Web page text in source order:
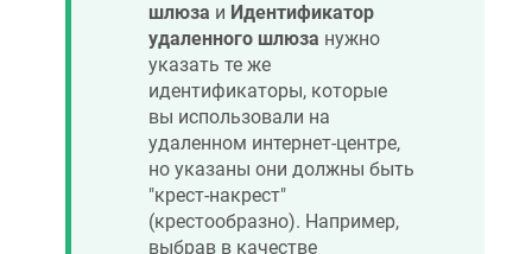
шлюза и Идентификатор
удаленного шлюза нужно
указать те же
идентификаторы, которые
вы использовали на
удаленном интернет-центре,
но указаны они должны быть
"крест-накрест"
(крестообразно). Например,
выбрав в качестве